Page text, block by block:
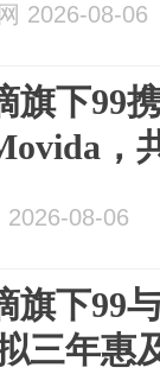
2026-08-06
旗下99
，
2026-08-06
旗下99
三年惠